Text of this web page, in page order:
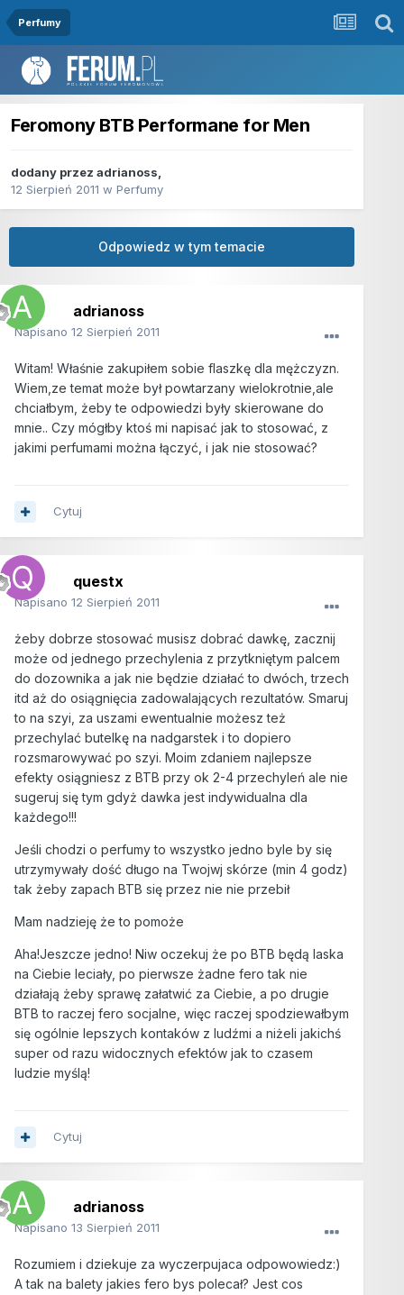
Perfumy
Feromony BTB Performane for Men
dodany przez adrianoss,
12 Sierpień 2011 w Perfumy
Odpowiedz w tym temacie
adrianoss
Napisano 12 Sierpień 2011
Witam! Właśnie zakupiłem sobie flaszkę dla mężczyzn.
Wiem,ze temat może był powtarzany wielokrotnie,ale
chciałbym, żeby te odpowiedzi były skierowane do
mnie.. Czy mógłby ktoś mi napisać jak to stosować, z
jakimi perfumami można łączyć, i jak nie stosować?
Cytuj
questx
Napisano 12 Sierpień 2011
żeby dobrze stosować musisz dobrać dawkę, zacznij
może od jednego przechylenia z przytkniętym palcem
do dozownika a jak nie będzie działać to dwóch, trzech
itd aż do osiągnięcia zadowalających rezultatów. Smaruj
to na szyi, za uszami ewentualnie możesz też
przechylać butelkę na nadgarstek i to dopiero
rozsmarowywać po szyi. Moim zdaniem najlepsze
efekty osiągniesz z BTB przy ok 2-4 przechyleń ale nie
sugeruj się tym gdyż dawka jest indywidualna dla
każdego!!!
Jeśli chodzi o perfumy to wszystko jedno byle by się
utrzymywały dość długo na Twojwj skórze (min 4 godz)
tak żeby zapach BTB się przez nie nie przebił
Mam nadzieję że to pomoże
Aha!Jeszcze jedno! Niw oczekuj że po BTB będą laska
na Ciebie leciały, po pierwsze żadne fero tak nie
działają żeby sprawę załatwić za Ciebie, a po drugie
BTB to raczej fero socjalne, więc raczej spodziewałbym
się ogólnie lepszych kontaków z ludźmi a niżeli jakichś
super od razu widocznych efektów jak to czasem
ludzie myślą!
Cytuj
adrianoss
Napisano 13 Sierpień 2011
Rozumiem i dziekuje za wyczerpujaca odpowowiedz:)
A tak na balety jakies fero bys polecał? Jest cos